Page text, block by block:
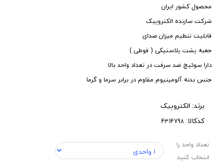
محصول کشور ایران
شرکت سازنده الکتروپیک
قابلیت تنظیم میزان صدای
جعبه پشت پلاستیکی ( قوطی )
دارا سوئیچ ضد سرقت در تعداد واحد بالا
جنس بدنه آلومینیوم مقاوم در برابر سرما و گرما
برند: الکتروپیک
کدکالا:
تعداد واحد را
انتخاب کنید